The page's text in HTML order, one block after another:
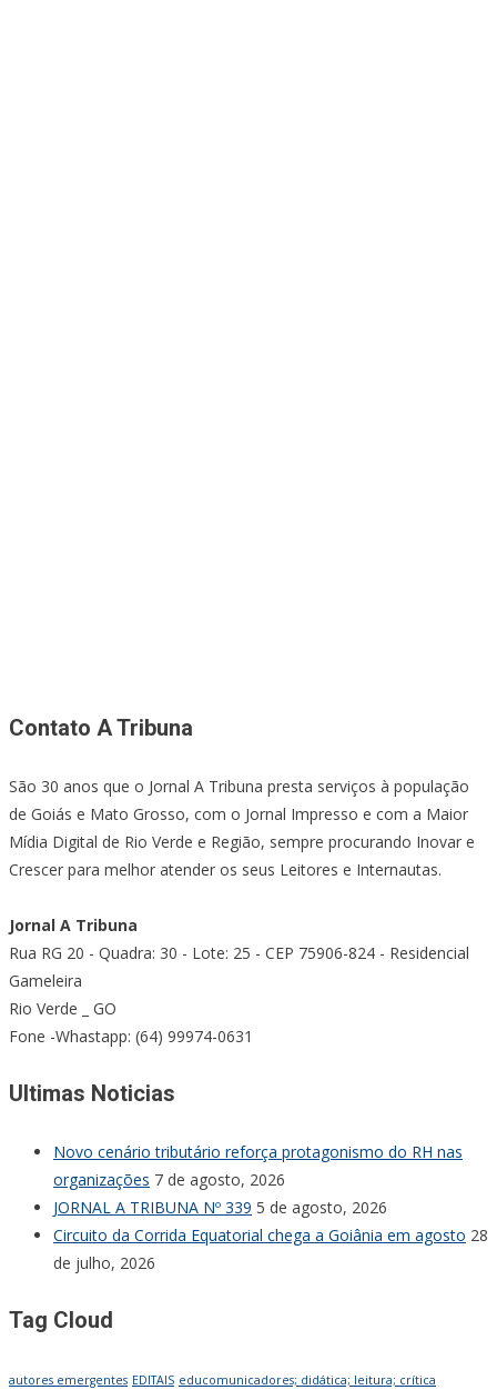
Contato A Tribuna
São 30 anos que o Jornal A Tribuna presta serviços à população
de Goiás e Mato Grosso, com o Jornal Impresso e com a Maior
Mídia Digital de Rio Verde e Região, sempre procurando Inovar e
Crescer para melhor atender os seus Leitores e Internautas.
Jornal A Tribuna
Rua RG 20 - Quadra: 30 - Lote: 25 - CEP 75906-824 - Residencial
Gameleira
Rio Verde _ GO
Fone -Whastapp: (64) 99974-0631
Ultimas Noticias
Novo cenário tributário reforça protagonismo do RH nas
organizações 7 de agosto, 2026
JORNAL A TRIBUNA Nº 339 5 de agosto, 2026
Circuito da Corrida Equatorial chega a Goiânia em agosto 28
de julho, 2026
Tag Cloud
autores emergentes EDITAIS educomunicadores; didática; leitura; crítica